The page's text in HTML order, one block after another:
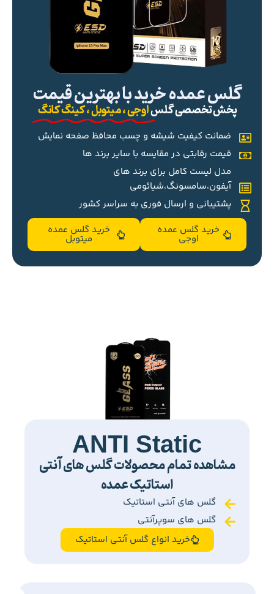
گلس عمده خرید با بهترین قیمت
پخش تخصصی گلساوجی ، میتوبل ، کینگ کانگ
ضمانت کیفیت شیشه و چسب محافظ صفحه نمایش
قیمت رقابتی در مقایسه با سایر برند ها
مدل لیست کامل برای برند های
آیفون،سامسونگ،شیائومی
پشتیبانی و ارسال فوری به سراسر کشور
خرید گلس عمده
اوجی
خرید گلس عمده
میتوبل
ANTI Static
مشاهده تمام محصولات گلس های آنتی
استاتیک عمده
گلس های آنتی استاتیک
گلس های سوپرآنتی
خرید انواع گلس آنتی استاتیک